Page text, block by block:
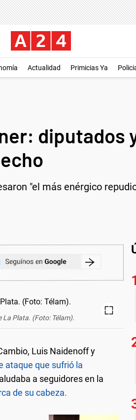
Actualidad Primicias Ya
diputados
"el más enérgico
Plata. (Foto: Télam).
Luis Naidenoff y
ataque que sufrió la
a seguidores en la
de su cabeza.